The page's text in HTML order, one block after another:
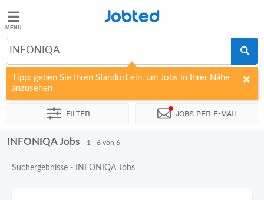
Jobted
Jobs
Gehalt
Jobted
INFONIQA
Tipp: geben Sie Ihren Standort ein, um Jobs in Ihrer Nähe
anzusehen
Filter Jobs per e-mail
Sortieren nach Unternehmen
INFONIQA Jobs 1 - 6 von 6
Suchergebnisse - INFONIQA Jobs